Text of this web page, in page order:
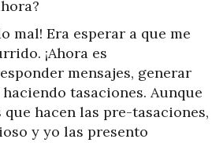
mal! Era esperar a que me
¡Ahora es
mensajes, generar
tasaciones. Aunque
hacen las pre-tasaciones,
y yo las presento